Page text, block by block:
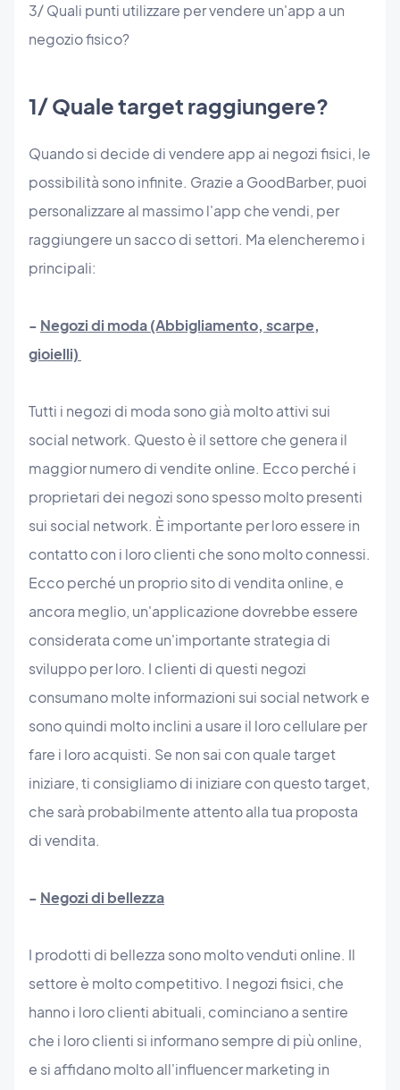
3/ Quali punti utilizzare per vendere un'app a un
negozio fisico?
1/ Quale target raggiungere?
Quando si decide di vendere app ai negozi fisici, le
possibilità sono infinite. Grazie a GoodBarber, puoi
personalizzare al massimo l'app che vendi, per
raggiungere un sacco di settori. Ma elencheremo i
principali:
- Negozi di moda (Abbigliamento, scarpe,
gioielli)
Tutti i negozi di moda sono già molto attivi sui
social network. Questo è il settore che genera il
maggior numero di vendite online. Ecco perché i
proprietari dei negozi sono spesso molto presenti
sui social network. È importante per loro essere in
contatto con i loro clienti che sono molto connessi.
Ecco perché un proprio sito di vendita online, e
ancora meglio, un'applicazione dovrebbe essere
considerata come un'importante strategia di
sviluppo per loro. I clienti di questi negozi
consumano molte informazioni sui social network e
sono quindi molto inclini a usare il loro cellulare per
fare i loro acquisti. Se non sai con quale target
iniziare, ti consigliamo di iniziare con questo target,
che sarà probabilmente attento alla tua proposta
di vendita.
- Negozi di bellezza
I prodotti di bellezza sono molto venduti online. Il
settore è molto competitivo. I negozi fisici, che
hanno i loro clienti abituali, cominciano a sentire
che i loro clienti si informano sempre di più online,
e si affidano molto all'influencer marketing in